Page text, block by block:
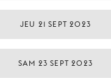
JEU 21 SEPT 2023
SAM 23 SEPT 2023